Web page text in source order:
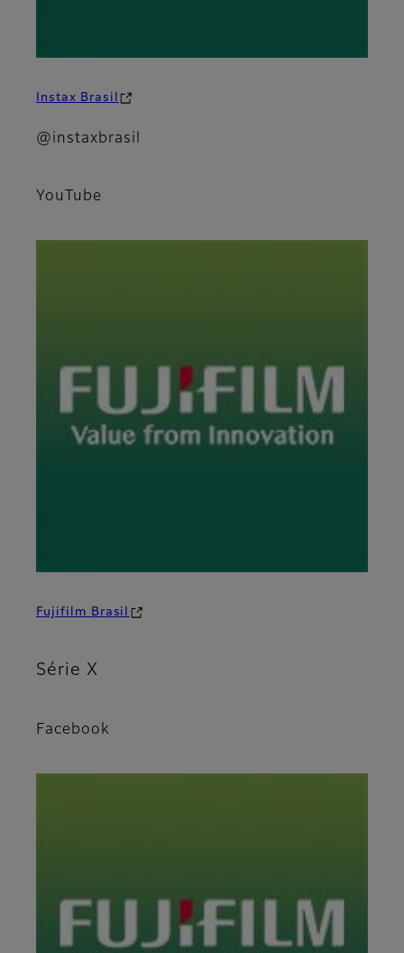
Instax Brasil
@instaxbrasil
YouTube
Fujifilm Brasil
Série X
Facebook